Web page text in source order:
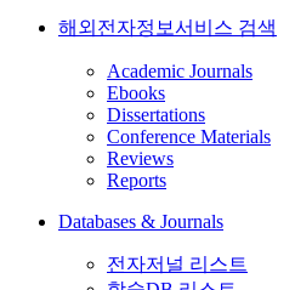
해외전자정보서비스 검색
Academic Journals
Ebooks
Dissertations
Conference Materials
Reviews
Reports
Databases & Journals
전자저널 리스트